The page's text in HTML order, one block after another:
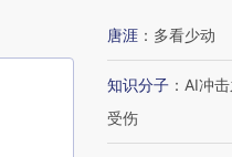
唐涯 ： 多看少动
知识分子 ： AI冲
受伤